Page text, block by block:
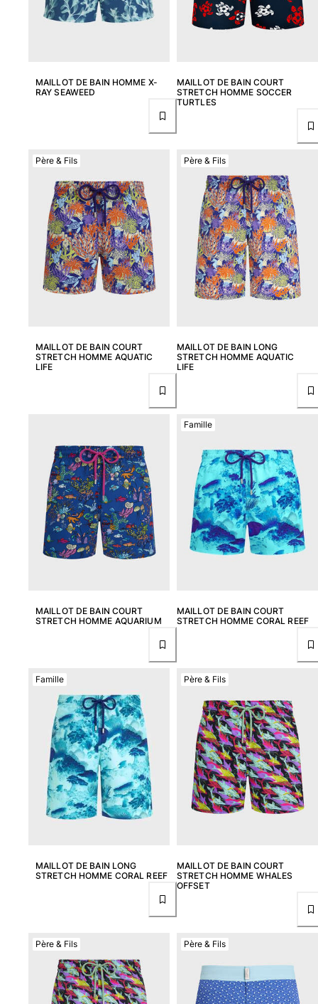
MAILLOT DE BAIN HOMME X-
RAY SEAWEED
MAILLOT DE BAIN COURT
STRETCH HOMME SOCCER
TURTLES
MAILLOT DE BAIN COURT
STRETCH HOMME AQUATIC
LIFE
Père & Fils
MAILLOT DE BAIN LONG
STRETCH HOMME AQUATIC
LIFE
Père & Fils
MAILLOT DE BAIN COURT
STRETCH HOMME AQUARIUM
MAILLOT DE BAIN COURT
STRETCH HOMME CORAL REEF
Famille
MAILLOT DE BAIN LONG
STRETCH HOMME CORAL REEF
Famille
MAILLOT DE BAIN COURT
STRETCH HOMME WHALES
OFFSET
Père & Fils
Père & Fils Père & Fils